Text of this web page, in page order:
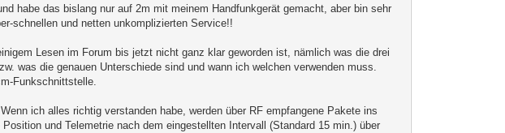
habe das bislang nur auf 2m mit meinem Handfunkgerät gemacht, aber bin sehr
schnellen und netten unkomplizierten Service!!
Lesen im Forum bis jetzt nicht ganz klar geworden ist, nämlich was die drei
was die genauen Unterschiede sind und wann ich welchen verwenden muss.
Funkschnittstelle.
ich alles richtig verstanden habe, werden über RF empfangene Pakete ins
und Telemetrie nach dem eingestellten Intervall (Standard 15 min.) über